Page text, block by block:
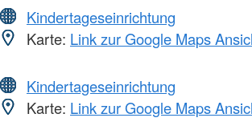
Kindertageseinrichtung
Karte: Link zur Google Maps
Kindertageseinrichtung
Karte: Link zur Google Maps